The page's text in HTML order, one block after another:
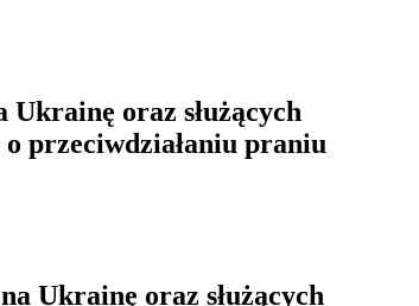
oraz służących
przeciwdziałaniu praniu
Ukrainę oraz służących